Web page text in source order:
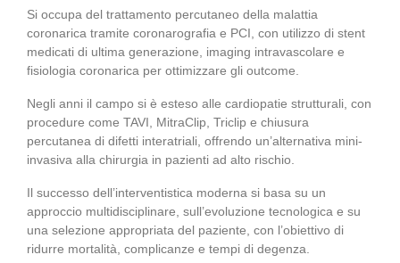
Si occupa del trattamento percutaneo della malattia
coronarica tramite coronarografia e PCI, con utilizzo di stent
medicati di ultima generazione, imaging intravascolare e
fisiologia coronarica per ottimizzare gli outcome.
Negli anni il campo si è esteso alle cardiopatie strutturali, con
procedure come TAVI, MitraClip, Triclip e chiusura
percutanea di difetti interatriali, offrendo un’alternativa mini-
invasiva alla chirurgia in pazienti ad alto rischio.
Il successo dell’interventistica moderna si basa su un
approccio multidisciplinare, sull’evoluzione tecnologica e su
una selezione appropriata del paziente, con l’obiettivo di
ridurre mortalità, complicanze e tempi di degenza.